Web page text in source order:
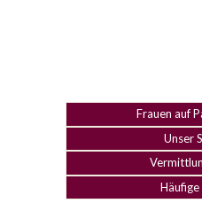
Frauen auf
Unser
Häufige